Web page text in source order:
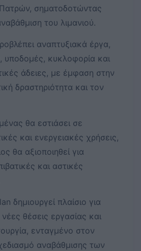
σηματοδοτώντας
του λιμανιού.
αναπτυξιακά έργα,
υποδομές, κυκλοφορία και
άδειες, με έμφαση στην
δραστηριότητα και τον
θα εστιάσει σε
και ενεργειακές χρήσεις,
θα αξιοποιηθεί για
και αστικές
δημιουργεί πλαίσιο για
θέσεις εργασίας και
ενταγμένο στον
αναβάθμισης των